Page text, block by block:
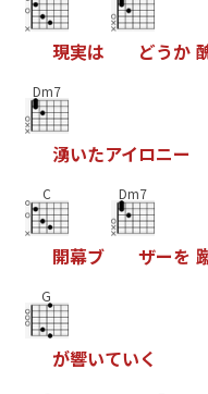
現実は どうか
Dm7
湧いたアイロニー
C
開幕ブ
Dm7
ザーを
G
が響いていく